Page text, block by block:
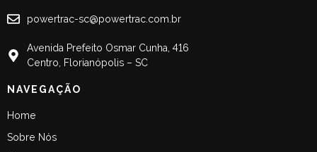
powertrac-sc@powertrac.com.br
Avenida Prefeito Osmar Cunha, 416
Centro, Florianópolis – SC
NAVEGAÇÃO
Home
Sobre Nós